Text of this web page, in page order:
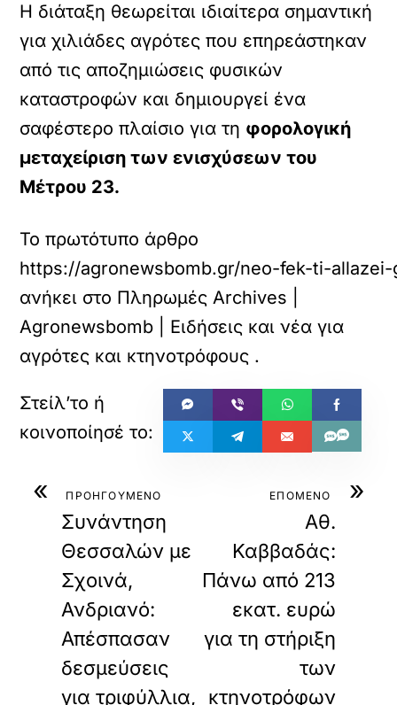
Η διάταξη θεωρείται ιδιαίτερα σημαντική
για χιλιάδες αγρότες που επηρεάστηκαν
από τις αποζημιώσεις φυσικών
καταστροφών και δημιουργεί ένα
σαφέστερο πλαίσιο για τη φορολογική
μεταχείριση των ενισχύσεων του
Μέτρου 23.
Το πρωτότυπο άρθρο
https://agronewsbomb.gr/neo-fek-ti-
ανήκει στο Πληρωμές Archives |
Agronewsbomb | Ειδήσεις και νέα για
αγρότες και κτηνοτρόφους .
« ΠΡΟΗΓΟΥΜΕΝΟ
Συνάντηση
Θεσσαλών με
Σχοινά,
Ανδριανό:
Απέσπασαν
δεσμεύσεις
για τριφύλλια,
»
ΕΠΟΜΕΝΟ
Αθ.
Καββαδάς:
Πάνω από 213
εκατ. ευρώ
για τη στήριξη
των
κτηνοτρόφων